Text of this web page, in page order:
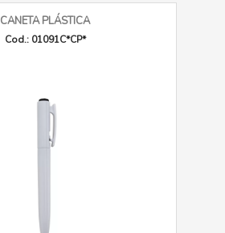
CANETA PLÁSTICA
Cod.: 01091C*CP*